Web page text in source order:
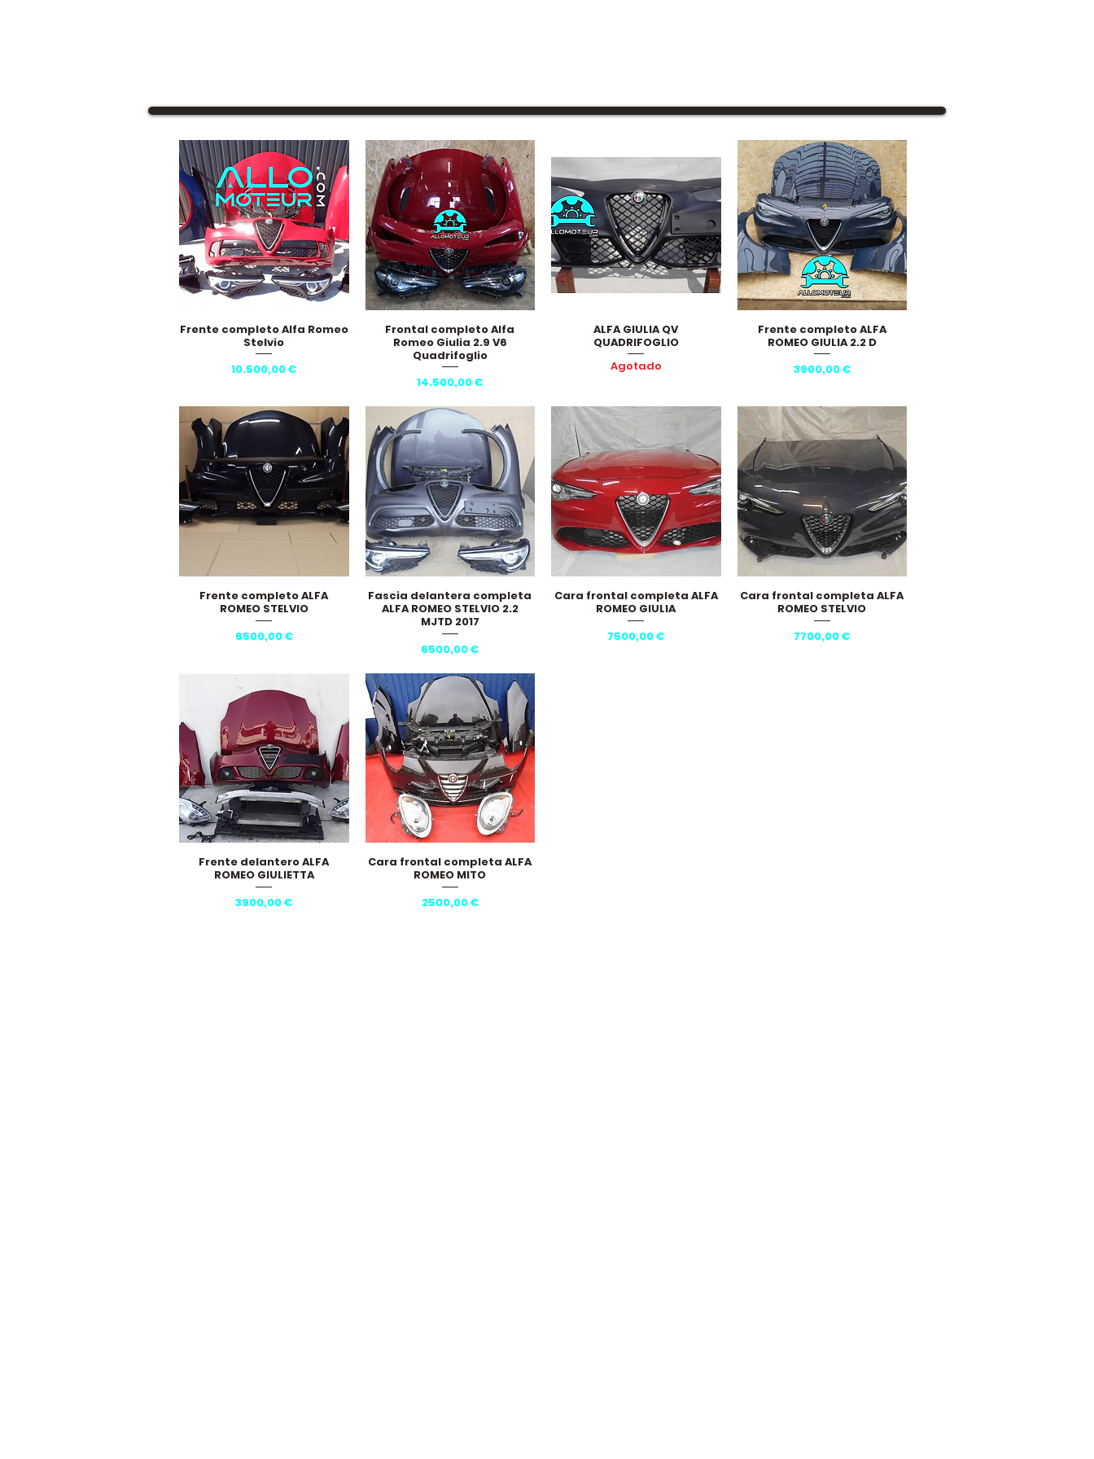
Vista rápida
Frente completo Alfa Romeo
Stelvio
Precio
10.500,00 €
Vista rápida
Frontal completo Alfa
Romeo Giulia 2.9 V6
Quadrifoglio
Precio
14.500,00 €
Vista rápida
ALFA GIULIA QV
QUADRIFOGLIO
Agotado
Vista rápida
Frente completo ALFA
ROMEO GIULIA 2.2 D
Precio
3900,00 €
Vista rápida
Frente completo ALFA
ROMEO STELVIO
Precio
6500,00 €
Vista rápida
Fascia delantera completa
ALFA ROMEO STELVIO 2.2
MJTD 2017
Precio
6500,00 €
Vista rápida
Cara frontal completa ALFA
ROMEO GIULIA
Precio
7500,00 €
Vista rápida
Cara frontal completa ALFA
ROMEO STELVIO
Precio
7700,00 €
Vista rápida
Frente delantero ALFA
ROMEO GIULIETTA
Precio
3900,00 €
Vista rápida
Cara frontal completa ALFA
ROMEO MITO
Precio
2500,00 €